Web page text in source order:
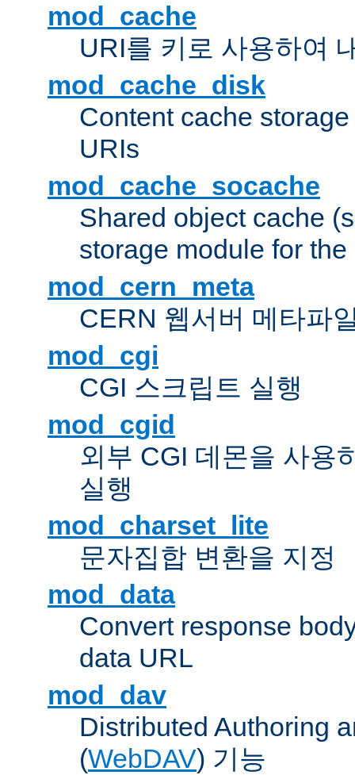
mod_cache
URI를 키로 사용하여
mod_cache_disk
Content cache
URIs
mod_cache_socache
Shared object cache
storage module for
mod_cern_meta
CERN 웹서버 메타파
mod_cgi
CGI 스크립트 실행
mod_cgid
외부 CGI 데몬을 사용
실행
mod_charset_lite
문자집합 변환을 지정
mod_data
Convert response
data URL
mod_dav
Distributed Authoring
(WebDAV) 기능